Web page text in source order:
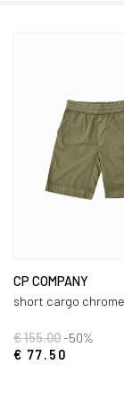
CP COMPANY
short cargo
€ 155.00-50%
€ 77.50